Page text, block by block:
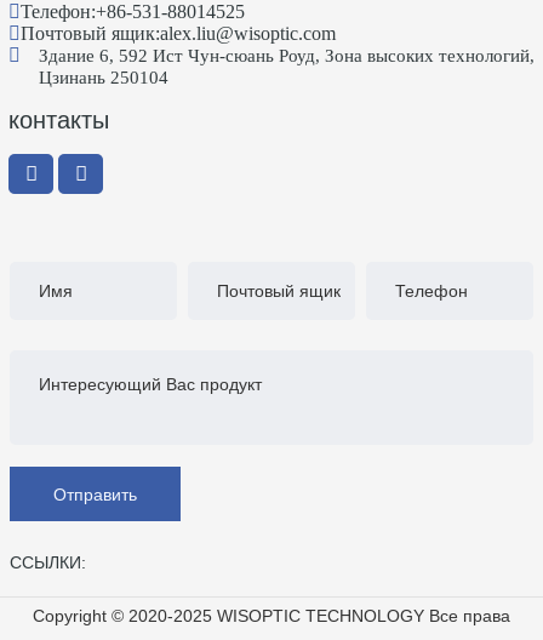
Телефон:+86-531-88014525
Почтовый ящик:alex.liu@wisoptic.com
Здание 6, 592 Ист Чун-сюань Роуд, Зона высоких технологий,
Цзинань 250104
контакты
Отправить
ССЫЛКИ:
Copyright © 2020-2025 WISOPTIC TECHNOLOGY Все права